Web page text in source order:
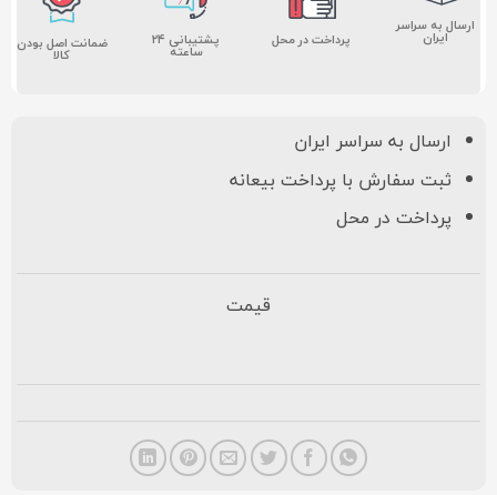
ارسال به سراسر
ایران پرداخت در محل پشتیبانی ۲۴
ساعته ضمانت اصل بودن
کالا
ارسال به سراسر ایران
ثبت سفارش با پرداخت بیعانه
پرداخت در محل
قیمت